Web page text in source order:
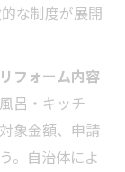
な制度が展開
フォーム内容
呂・キッチ
象金額、申請
。自治体によ